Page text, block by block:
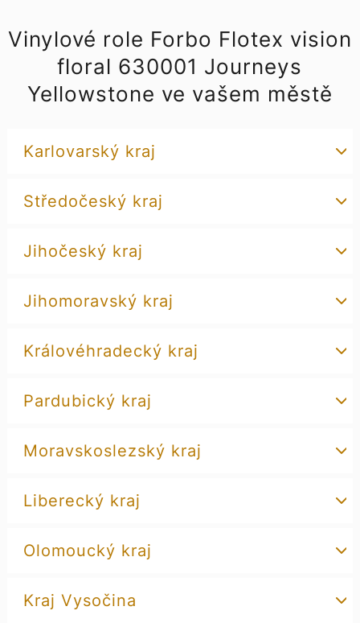
Vinylové role Forbo Flotex vision
floral 630001 Journeys
Yellowstone ve vašem městě
Karlovarský kraj
Středočeský kraj
Jihočeský kraj
Jihomoravský kraj
Královéhradecký kraj
Pardubický kraj
Moravskoslezský kraj
Liberecký kraj
Olomoucký kraj
Kraj Vysočina